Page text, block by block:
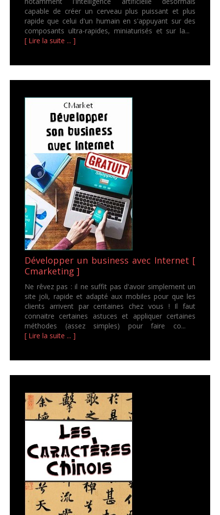
capable de créer un cerveau plus puissant et plus
rapide que celui d'un humain en s'appuyant sur des
composants ultra-rapides, miniaturisés et sur la...
[ Lire la suite ... ]
Développer un business avec Internet [
Cmarketing ]
Ne rêvez pas : il ne suffit pas d'avoir simplement un
site joli, rapide et adapté aux mobiles pour que les
clients arrivent par centaines chez vous ! Il faut
connaitre certaines astuces et appliquer certaines
méthodes (assez simples) pour faire co...
[ Lire la suite ... ]